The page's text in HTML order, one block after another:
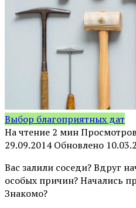
Выбор благоприятных дат
На чтение 2 минПросмотров
29.09.2014 Обновлено
Вас залили соседи? Вдруг
особых причин? Начались
Знакомо?